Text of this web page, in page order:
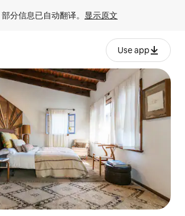
部分信息已自动翻译。 显示原文
Use app